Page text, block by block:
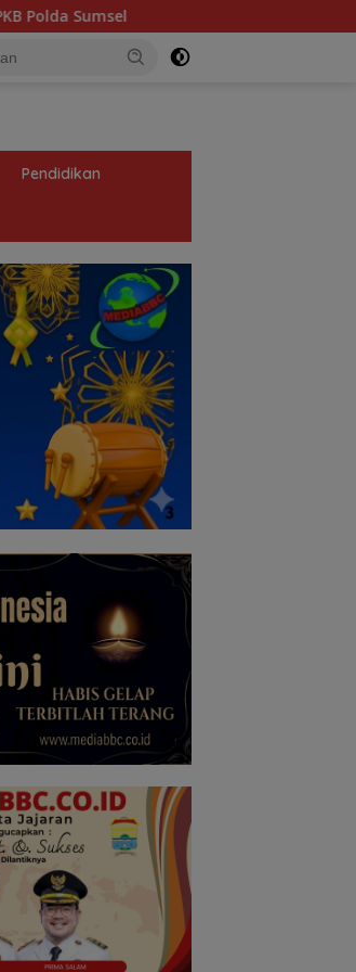
Tumpukan Karung Diduga Pasir Timah di
Pendidikan